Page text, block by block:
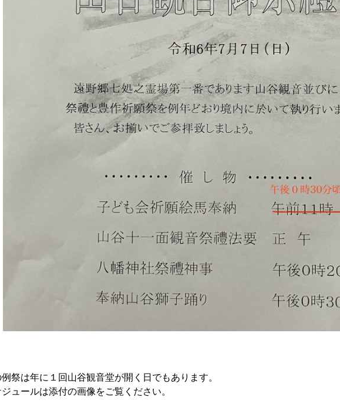
祭は年に１回山谷観音堂が開く日でもあります。
ュールは添付の画像をご覧ください。